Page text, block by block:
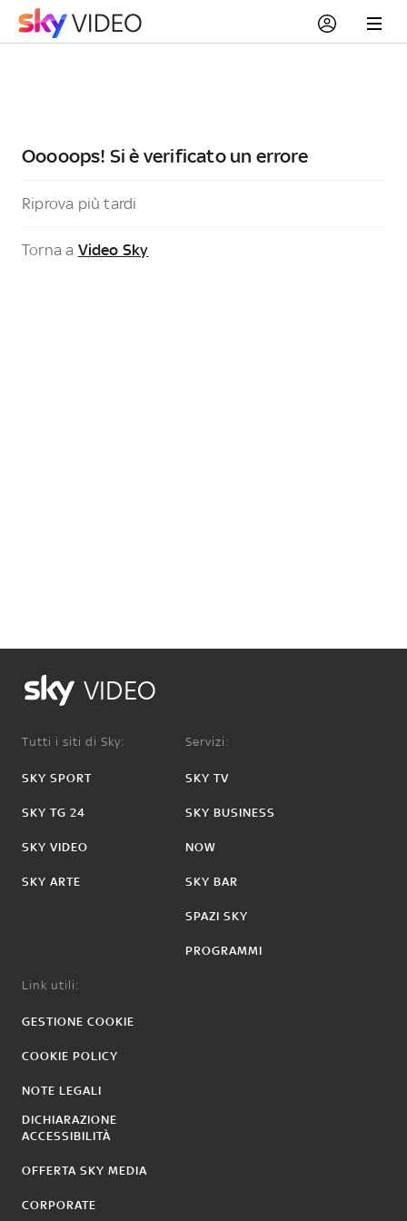
Ooooops! Si è verificato un errore
Riprova più tardi
Torna a Video Sky
VIDEO
Tutti i siti di Sky:
SKY SPORT
SKY TG 24
SKY VIDEO
SKY ARTE
Servizi:
SKY TV
SKY BUSINESS
NOW
SKY BAR
SPAZI SKY
PROGRAMMI
Link utili:
GESTIONE COOKIE
COOKIE POLICY
NOTE LEGALI
DICHIARAZIONE
ACCESSIBILITÀ
OFFERTA SKY MEDIA
CORPORATE